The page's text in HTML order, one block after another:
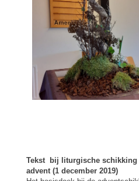
Tekst bij liturgische schikking
advent (1 december 2019)